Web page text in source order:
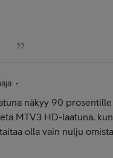
näkyy 90
MTV3 HD-laatuna,
olla vain nulju